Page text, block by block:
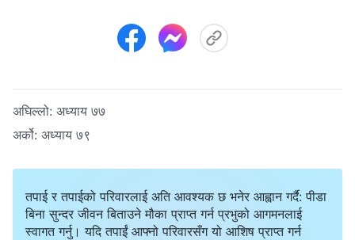
अघिल्लो: अध्याय ७७
अर्को: अध्याय ७९
तपाई र तपाईको परिवारलाई अति आवश्यक छ भनेर आह्वान गर्दै: पीडा
बिना सुन्दर जीवन बिताउने मौका प्राप्त गर्न प्रभुको आगमनलाई
स्वागत गर्नु। यदि तपाईं आफ्नो परिवारसँग यो आशिष प्राप्त गर्न